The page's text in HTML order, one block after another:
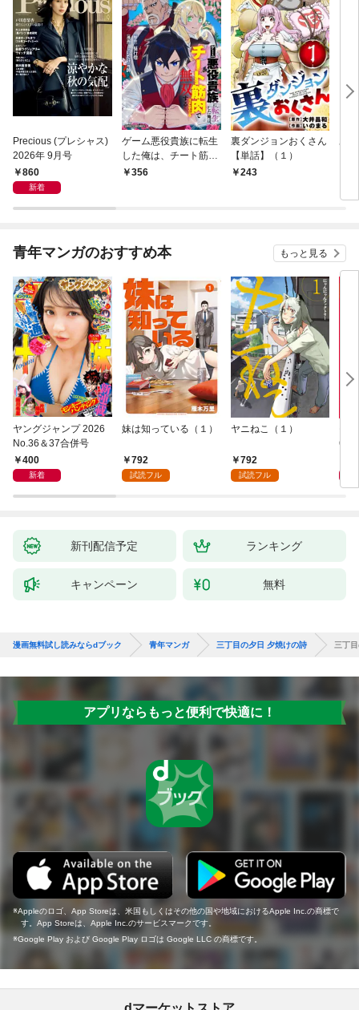
Precious (プレシャス)
2026年 9月号
860
新着
ゲーム悪役貴族に転生
した俺は、チート筋肉
で無双する【単話】
356
裏ダンジョンおくさん
【単話】（１）
243
あ
青年マンガのおすすめ本 もっと見る
ヤングジャンプ 2026
No.36＆37合併号
400
新着
妹は知っている（１）
792
試読フル
ヤニねこ（１）
792
試読フル
6・
新刊配信予定 ランキング
キャンペーン 無料
漫画無料試し読みならdブック 青年マンガ 三丁目の夕日 夕焼けの詩 三丁
アプリならもっと便利で快適に！
Appleのロゴ、App Storeは、米国もしくはその他の国や地域におけるApple Inc.の商標で
す。App Storeは、Apple Inc.のサービスマークです。
Google Play および Google Play ロゴは Google LLC の商標です。